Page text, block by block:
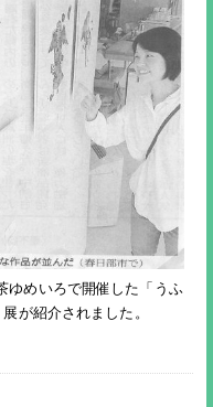
ゆめいろで開催した「うふ
が紹介されました。